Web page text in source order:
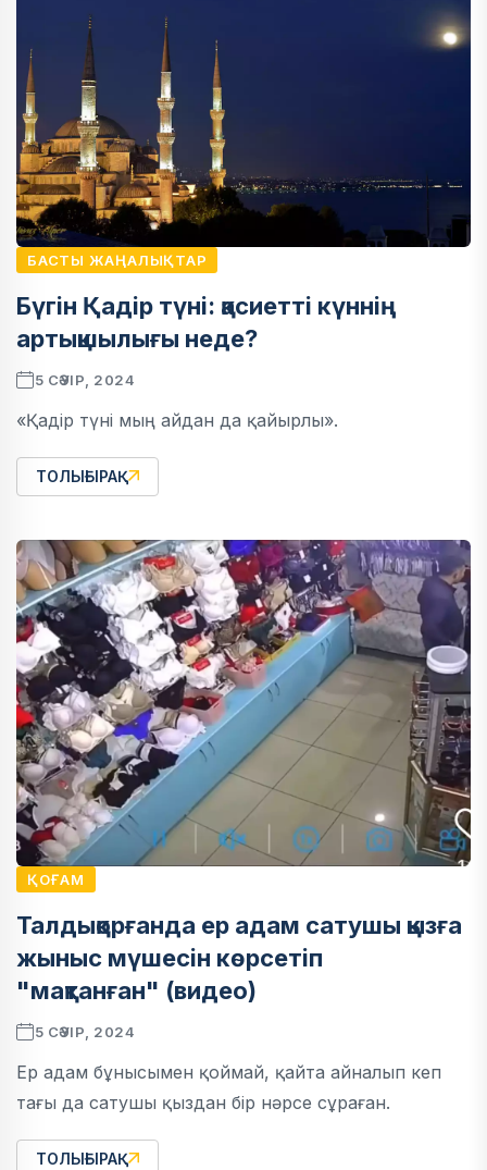
БАСТЫ ЖАҢАЛЫҚТАР
Бүгін Қадір түні: қасиетті күннің
артықшылығы неде?
5 СӘУІР, 2024
«Қадір түні мың айдан да қайырлы».
ТОЛЫҒЫРАҚ
ҚОҒАМ
Талдықорғанда ер адам сатушы қызға
жыныс мүшесін көрсетіп
"мақтанған" (видео)
5 СӘУІР, 2024
Ер адам бұнысымен қоймай, қайта айналып кеп
тағы да сатушы қыздан бір нәрсе сұраған.
ТОЛЫҒЫРАҚ